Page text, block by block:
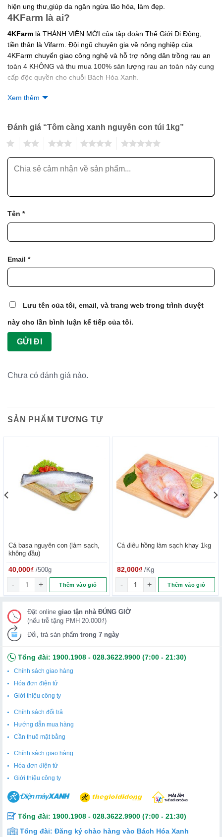
hiện ung thư,giúp da ngăn ngừa lão hóa, làm đẹp.
4KFarm là ai?
4KFarm là THÀNH VIÊN MỚI của tập đoàn Thế Giới Di Động,
tiền thân là Vifarm. Đội ngũ chuyên gia về nông nghiệp của
4KFarm chuyển giao công nghệ và hỗ trợ nông dân trồng rau an
toàn 4 KHÔNG và thu mua 100% sản lượng rau an toàn này cung
cấp độc quyền cho chuỗi Bách Hóa Xanh.
Cải bẹ xanh 4KFarm
nicotic, Abumin, Catoten,…Cải bẹ xanh có các tác dụng chữa
bệnh tuyệt vời như ngăn ngừa các biểu hiện ung thư, ăn cải xanh
Điểm khác biệt rau 4KFarm
Hình ảnh canh tác tại nhà màng
Xem thêm
Đánh giá “Tôm càng xanh nguyên con túi 1kg”
Tên *
Email *
Lưu tên của tôi, email, và trang web trong trình duyệt
này cho lần bình luận kế tiếp của tôi.
Chưa có đánh giá nào.
SẢN PHẨM TƯƠNG TỰ
Cá basa nguyên con (làm sạch,
không đầu)
40,000₫ /500g
Cá basa nguyên con (làm sạch, không đầu) số lượng
Thêm vào giỏ
Cá điêu hồng làm sạch khay 1kg
82,000₫ /Kg
Cá điêu hồng làm sạch khay
Thêm vào giỏ
số lượng
Đặt online giao tận nhà ĐÚNG GIỜ
(nếu trễ tặng PMH 20.000₫)
Đổi, trả sản phẩm trong 7 ngày
Tổng đài: 1900.1908 - 028.3622.9900 (7:00 - 21:30)
Chính sách giao hàng
Hóa đơn điện tử
Giới thiệu công ty
Chính sách đổi trả
Hướng dẫn mua hàng
Cần thuê mặt bằng
Chính sách giao hàng
Hóa đơn điện tử
Giới thiệu công ty
Tổng đài: 1900.1908 - 028.3622.9900 (7:00 - 21:30)
Tổng đài: Đăng ký chào hàng vào Bách Hóa Xanh